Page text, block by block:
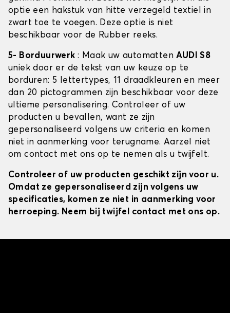
optie een hakstuk van hitte verzegeld textiel in
zwart toe te voegen. Deze optie is niet
beschikbaar voor de Rubber reeks.
5- Borduurwerk : Maak uw automattenAUDI S8
uniek door er de tekst van uw keuze op te
borduren: 5 lettertypes, 11 draadkleuren en meer
dan 20 pictogrammen zijn beschikbaar voor deze
ultieme personalisering. Controleer of uw
producten u bevallen, want ze zijn
gepersonaliseerd volgens uw criteria en komen
niet in aanmerking voor terugname. Aarzel niet
om contact met ons op te nemen als u twijfelt.
Controleer of uw producten geschikt zijn voor u.
Omdat ze gepersonaliseerd zijn volgens uw
specificaties, komen ze niet in aanmerking voor
herroeping. Neem bij twijfel contact met ons op.